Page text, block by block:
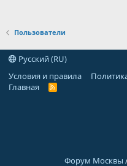
Пользователи
Русский (RU)
Условия и правила
Главная
R
Форум Москвы